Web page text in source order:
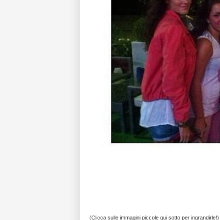
(Clicca sulle immagini piccole qui sotto per ingrandirle!)